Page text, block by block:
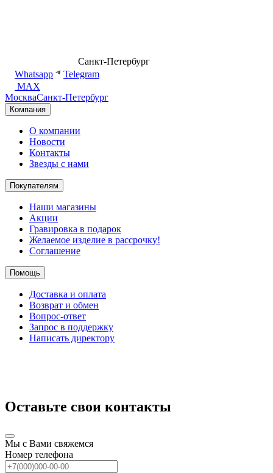
Санкт-Петербург
Whatsapp
Telegram
MAX
МоскваСанкт-Петербург
Компания
О компании
Новости
Контакты
Звезды с нами
Покупателям
Наши магазины
Акции
Гравировка в подарок
Желаемое изделие в рассрочку!
Соглашение
Помощь
Доставка и оплата
Возврат и обмен
Вопрос-ответ
Запрос в поддержку
Написать директору
Оставьте свои контакты
Мы с Вами свяжемся
Номер телефона